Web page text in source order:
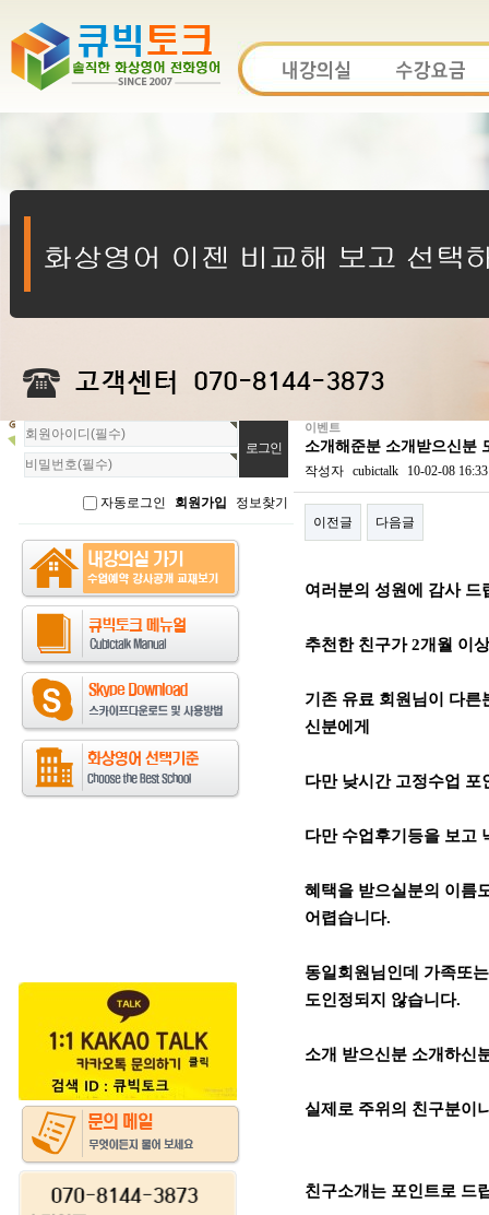
회
원
로
자동로그인 회원가입 정보찾기
이벤트
소개해준분 소개받으신분
작성자 cubictalk 10-02-08 16:33
이전글 다음글
여러분의 성원에 감사 드
추천한 친구가 2개월 이
기존 유료 회원님이 다
신분에게
다만 낮시간 고정수업 포
다만 수업후기등을 보
혜택을 받으실분의 이름
어렵습니다.
동일회원님인데 가족또
도인정되지 않습니다.
소개 받으신분 소개하신
실제로 주위의 친구분이
친구소개는 포인트로 드